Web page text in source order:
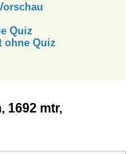
Quiz
ohne Quiz
1692 mtr,